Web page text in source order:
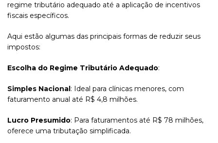
regime tributário adequado até a aplicação de incentivos
fiscais específicos.
Aqui estão algumas das principais formas de reduzir seus
impostos:
Escolha do Regime Tributário Adequado:
Simples Nacional: Ideal para clínicas menores, com
faturamento anual até R$ 4,8 milhões.
Lucro Presumido: Para faturamentos até R$ 78 milhões,
oferece uma tributação simplificada.